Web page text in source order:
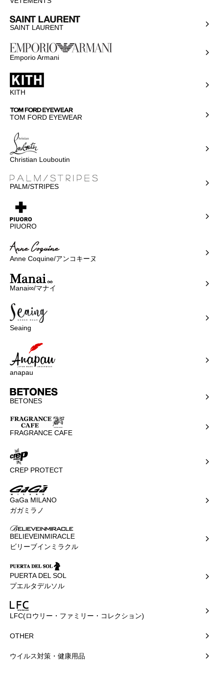
SAINT LAURENT
Emporio Armani
KITH
TOM FORD EYEWEAR
Christian Louboutin
PALM/STRIPES
PIUORO
Anne Coquine/アンコキーヌ
Manai∞/マナイ
Seaing
anapau
BETONES
FRAGRANCE CAFE
CREP PROTECT
GaGa MILANO
ガガミラノ
BELIEVEINMIRACLE
ビリーブインミラクル
PUERTA DEL SOL
プエルタデルソル
LFC(ロウリー・ファミリー・コレクション)
OTHER
ウイルス対策・健康用品